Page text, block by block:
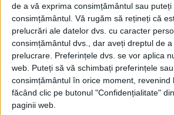
de a vă exprima consimțământul sau
consimțământul. Vă rugăm să rețineți că
prelucrări ale datelor dvs. cu caracter
consimțământul dvs., dar aveți dreptul de
prelucrare. Preferințele dvs. se vor aplica
web. Puteți să vă schimbați preferințele
consimțământul în orice moment, revenind
făcând clic pe butonul "Confidențialitate"
paginii web.
ETICHETE:
PUBLICAT IN CATEGORIILE:
IANUARIE 2021
DISTRIBUIE ȘTIREA: FACEBOOK| TWITTER
DACĂ VA PLAC MATERIALELE PUBLICATE, VA
ȘI PE PAGINA NOASTRĂ DE FACEBOOK
RECOMANDARI PENTRU TINE